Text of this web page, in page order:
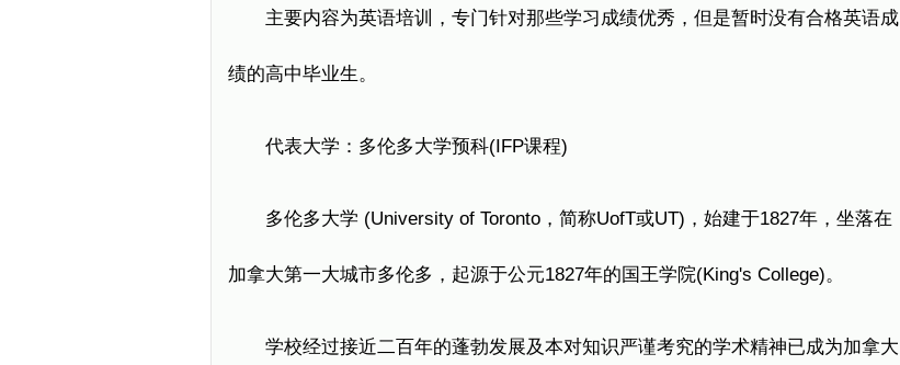
主要内容为英语培训，专门针对那些学习成绩优秀，但是暂时没有合格英语成
绩的高中毕业生。
代表大学：多伦多大学预科(IFP课程)
多伦多大学 (University of Toronto，简称UofT或UT)，始建于1827年，坐落在
加拿大第一大城市多伦多，起源于公元1827年的国王学院(King's College)。
学校经过接近二百年的蓬勃发展及本对知识严谨考究的学术精神已成为加拿大